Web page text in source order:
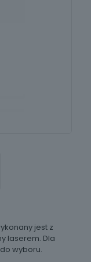
jest z
laserem. Dla
wyboru.